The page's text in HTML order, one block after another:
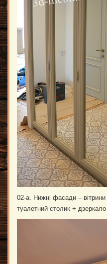
02-а. Нижні фасади –
туалетний столик +